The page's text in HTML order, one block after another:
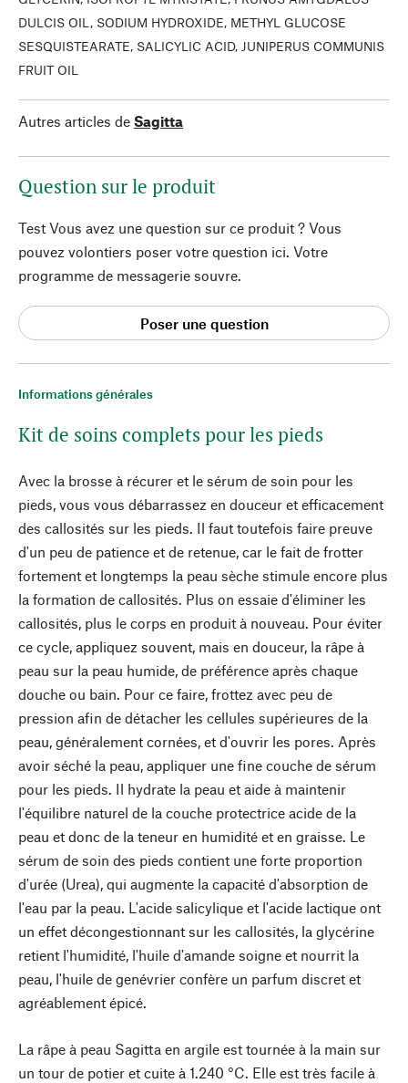
Informations générales
Kit de soins complets pour les pieds
Avec la brosse à récurer et le sérum de soin pour les
pieds, vous vous débarrassez en douceur et efficacement
des callosités sur les pieds. Il faut toutefois faire preuve
d'un peu de patience et de retenue, car le fait de frotter
fortement et longtemps la peau sèche stimule encore plus
la formation de callosités. Plus on essaie d'éliminer les
callosités, plus le corps en produit à nouveau. Pour éviter
ce cycle, appliquez souvent, mais en douceur, la râpe à
peau sur la peau humide, de préférence après chaque
douche ou bain. Pour ce faire, frottez avec peu de
pression afin de détacher les cellules supérieures de la
peau, généralement cornées, et d'ouvrir les pores. Après
avoir séché la peau, appliquer une fine couche de sérum
pour les pieds. Il hydrate la peau et aide à maintenir
l'équilibre naturel de la couche protectrice acide de la
peau et donc de la teneur en humidité et en graisse. Le
sérum de soin des pieds contient une forte proportion
d'urée (Urea), qui augmente la capacité d'absorption de
l'eau par la peau. L'acide salicylique et l'acide lactique ont
un effet décongestionnant sur les callosités, la glycérine
retient l'humidité, l'huile d'amande soigne et nourrit la
peau, l'huile de genévrier confère un parfum discret et
agréablement épicé.
La râpe à peau Sagitta en argile est tournée à la main sur
un tour de potier et cuite à 1.240 °C. Elle est très facile à
DULCIS OIL, SODIUM HYDROXIDE, METHYL GLUCOSE
SESQUISTEARATE, SALICYLIC ACID, JUNIPERUS COMMUNIS
FRUIT OIL
Autres articles de Sagitta
Question sur le produit
Test Vous avez une question sur ce produit ? Vous
pouvez volontiers poser votre question ici. Votre
programme de messagerie souvre.
Poser une question